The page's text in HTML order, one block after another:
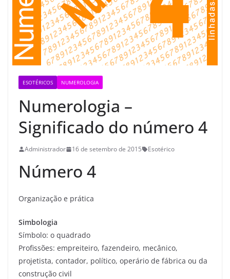
ESOTÉRICOS NUMEROLOGIA
Numerologia –
Significado do número 4
Administrador 16 de setembro de 2015 Esotérico
Número 4
Organização e prática
Simbologia
Símbolo: o quadrado
Profissões: empreiteiro, fazendeiro, mecânico,
projetista, contador, político, operário de fábrica ou da
construção civil